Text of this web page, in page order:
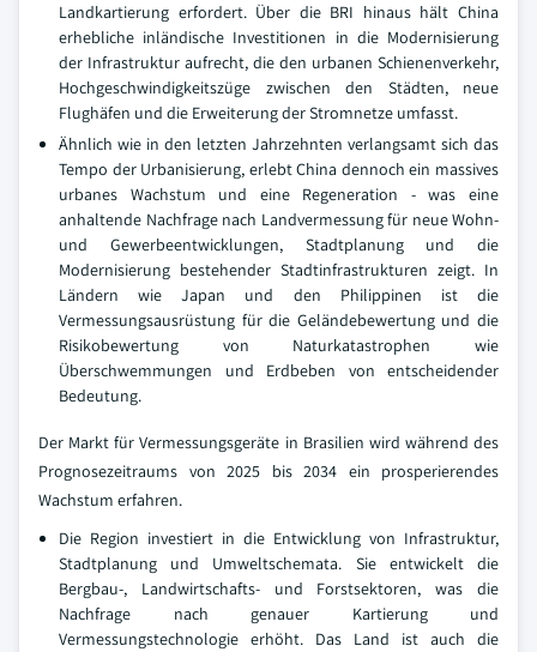
Landkartierung erfordert. Über die BRI hinaus hält China
erhebliche inländische Investitionen in die Modernisierung
der Infrastruktur aufrecht, die den urbanen Schienenverkehr,
Hochgeschwindigkeitszüge zwischen den Städten, neue
Flughäfen und die Erweiterung der Stromnetze umfasst.
Ähnlich wie in den letzten Jahrzehnten verlangsamt sich das
Tempo der Urbanisierung, erlebt China dennoch ein massives
urbanes Wachstum und eine Regeneration - was eine
anhaltende Nachfrage nach Landvermessung für neue Wohn-
und Gewerbeentwicklungen, Stadtplanung und die
Modernisierung bestehender Stadtinfrastrukturen zeigt. In
Ländern wie Japan und den Philippinen ist die
Vermessungsausrüstung für die Geländebewertung und die
Risikobewertung von Naturkatastrophen wie
Überschwemmungen und Erdbeben von entscheidender
Bedeutung.
Der Markt für Vermessungsgeräte in Brasilien wird während des
Prognosezeitraums von 2025 bis 2034 ein prosperierendes
Wachstum erfahren.
Die Region investiert in die Entwicklung von Infrastruktur,
Stadtplanung und Umweltschemata. Sie entwickelt die
Bergbau-, Landwirtschafts- und Forstsektoren, was die
Nachfrage nach genauer Kartierung und
Vermessungstechnologie erhöht. Das Land ist auch die